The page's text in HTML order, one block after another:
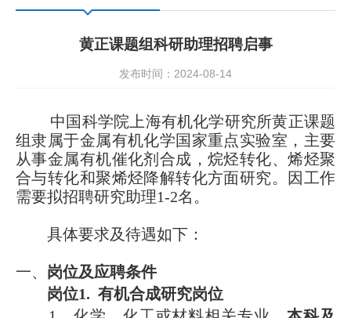
黄正课题组科研助理招聘启事
发布时间：2024-08-14
中国科学院上海有机化学研究所黄正课题
组隶属于金属有机化学国家重点实验室，主要
从事金属有机催化剂合成，烷烃转化、烯烃聚
合与转化和聚烯烃降解转化方面研究。因工作
需要拟招聘研究助理1-2名。
具体要求及待遇如下：
一、 岗位及应聘条件
岗位1. 有机合成研究岗位